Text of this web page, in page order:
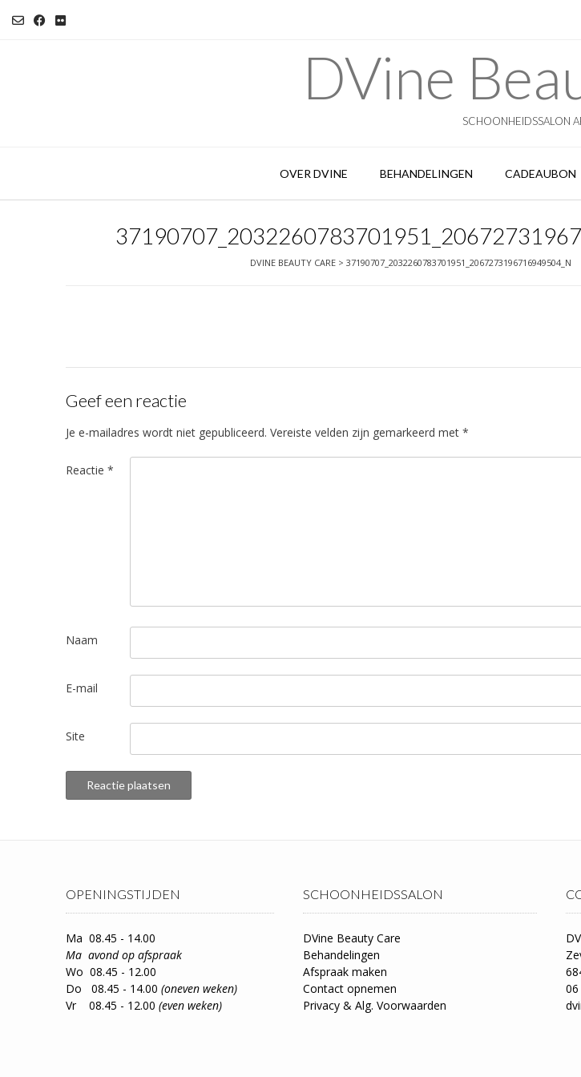
naar
DVine
SCHOONHEIDSSALON
OVER DVINE BEHANDELINGEN CADEAUBON
DVINE BEAUTY CARE >37190707_2032260783701951_2067273196716949504_N
Geef een reactie
Je e-mailadres wordt niet gepubliceerd. Vereiste velden zijn gemarkeerd met *
Reactie *
Naam
E-mail
Site
OPENINGSTIJDEN
Ma 08.45 - 14.00
Ma avond op afspraak
Wo 08.45 - 12.00
Do 08.45 - 14.00 (oneven weken)
Vr 08.45 - 12.00 (even weken)
SCHOONHEIDSSALON
DVine Beauty Care
Behandelingen
Afspraak maken
Contact opnemen
Privacy & Alg. Voorwaarden
06